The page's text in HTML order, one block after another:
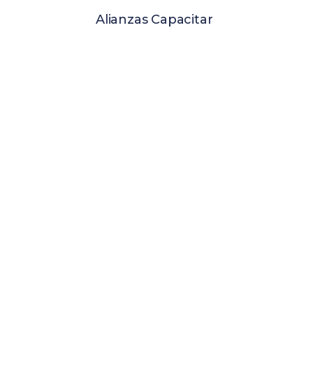
Alianzas Capacitar